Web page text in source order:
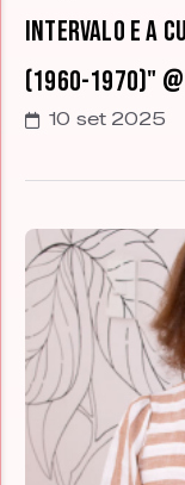
Intervalo e a
(1960-1970)" @
10 set 2025